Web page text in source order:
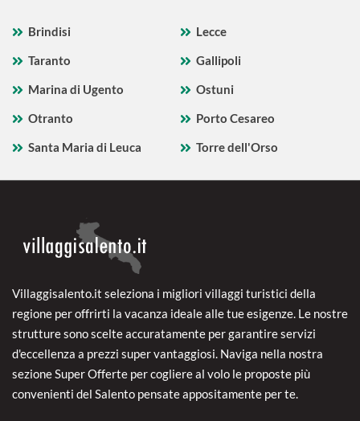
Brindisi
Lecce
Taranto
Gallipoli
Marina di Ugento
Ostuni
Otranto
Porto Cesareo
Santa Maria di Leuca
Torre dell'Orso
Villaggisalento.it seleziona i migliori villaggi turistici della
regione per offrirti la vacanza ideale alle tue esigenze. Le nostre
strutture sono scelte accuratamente per garantire servizi
d'eccellenza a prezzi super vantaggiosi. Naviga nella nostra
sezione Super Offerte per cogliere al volo le proposte più
convenienti del Salento pensate appositamente per te.